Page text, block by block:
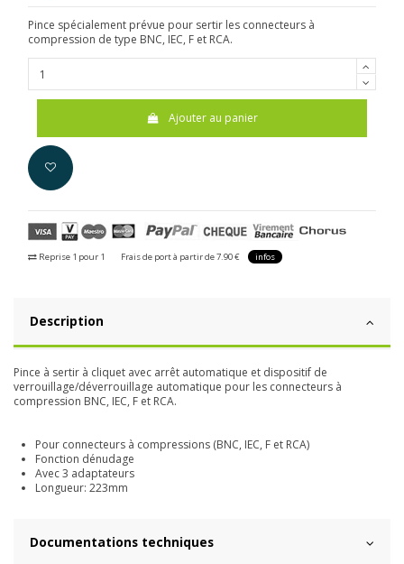
Pince spécialement prévue pour sertir les connecteurs à
compression de type BNC, IEC, F et RCA.
Ajouter au panier
Reprise 1 pour 1 Frais de port à partir de 7.90 € infos
Description
Pince à sertir à cliquet avec arrêt automatique et dispositif de
verrouillage/déverrouillage automatique pour les connecteurs à
compression BNC, IEC, F et RCA.
Pour connecteurs à compressions (BNC, IEC, F et RCA)
Fonction dénudage
Avec 3 adaptateurs
Longueur: 223mm
Documentations techniques